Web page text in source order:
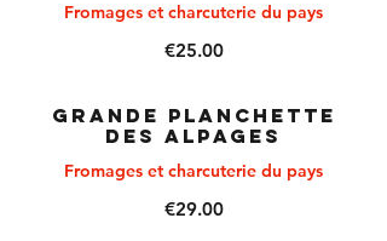
Fromages et charcuterie du pays
€25.00
GRANDE PLANCHETTE
DES ALPAGES
Fromages et charcuterie du pays
€29.00